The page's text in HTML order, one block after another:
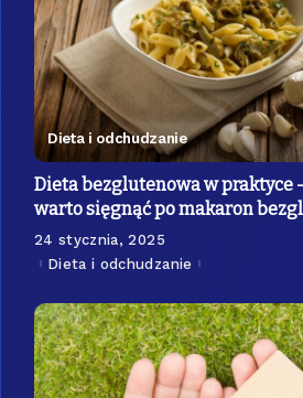
Dieta i odchudzanie
Dieta bezglutenowa w praktyce
warto sięgnąć po makaron
24 stycznia, 2025
Dieta i odchudzanie